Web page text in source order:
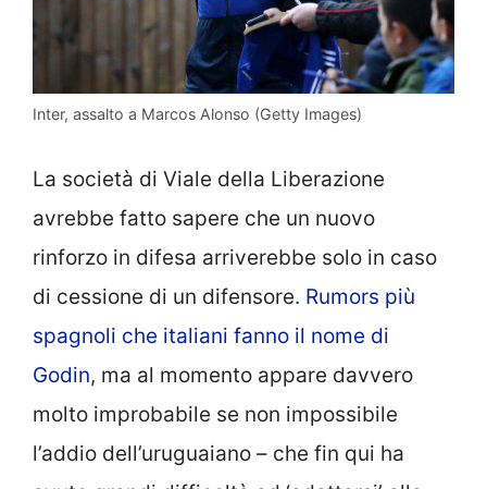
Inter, assalto a Marcos Alonso (Getty Images)
La società di Viale della Liberazione
avrebbe fatto sapere che un nuovo
rinforzo in difesa arriverebbe solo in caso
di cessione di un difensore. Rumors più
spagnoli che italiani fanno il nome di
Godin, ma al momento appare davvero
molto improbabile se non impossibile
l’addio dell’uruguaiano – che fin qui ha